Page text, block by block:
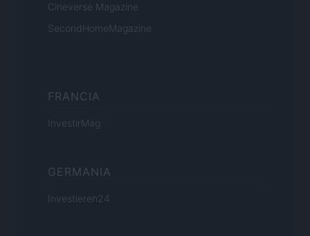
Cineverse Magazine
SecondHomeMagazine
FRANCIA
InvestirMag
GERMANIA
Investieren24